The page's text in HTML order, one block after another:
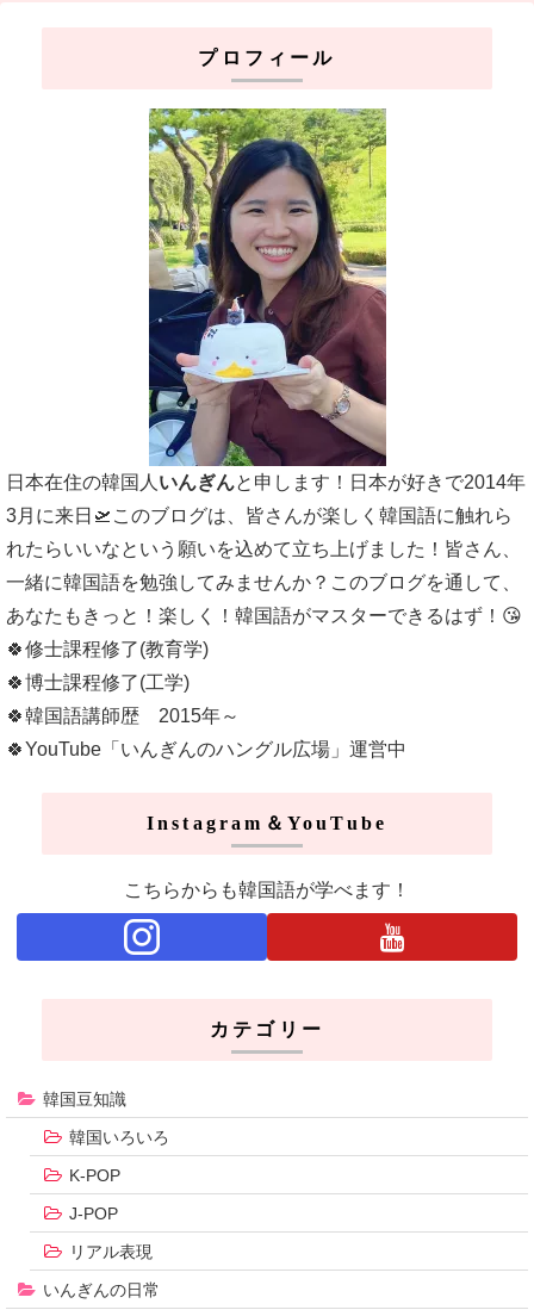
プロフィール
日本在住の韓国人 いんぎんと申します！日本が好きで2014年
3月に来日🛫このブログは、皆さんが楽しく韓国語に触れら
れたらいいなという願いを込めて立ち上げました！皆さん、
一緒に韓国語を勉強してみませんか？このブログを通して、
あなたもきっと！楽しく！韓国語がマスターできるはず！😘
🍀修士課程修了(教育学)
🍀博士課程修了(工学)
🍀韓国語講師歴 2015年～
🍀YouTube「いんぎんのハングル広場」運営中
Instagram＆YouTube
こちらからも韓国語が学べます！
カテゴリー
韓国豆知識
韓国いろいろ
K-POP
J-POP
リアル表現
いんぎんの日常